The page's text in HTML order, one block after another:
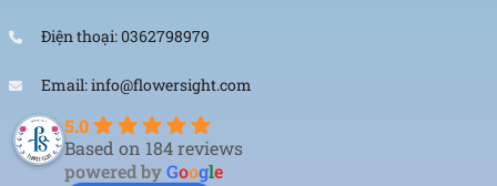
Điện thoại: 0362798979
Email: info@flowersight.com
5.0
Based on 184 reviews
powered byGoogle